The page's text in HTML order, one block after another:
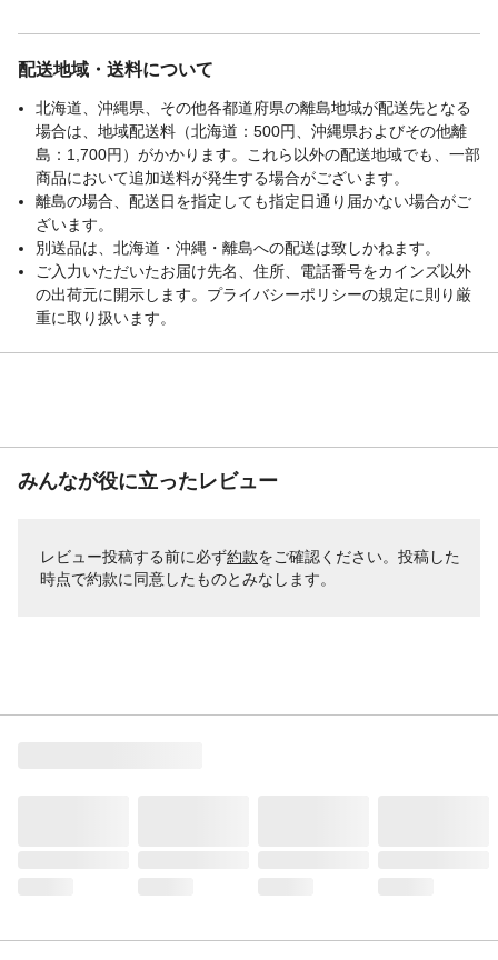
配送地域・送料について
北海道、沖縄県、その他各都道府県の離島地域が配送先となる
場合は、地域配送料（北海道：500円、沖縄県およびその他離
島：1,700円）がかかります。これら以外の配送地域でも、一部
商品において追加送料が発生する場合がございます。
離島の場合、配送日を指定しても指定日通り届かない場合がご
ざいます。
別送品は、北海道・沖縄・離島への配送は致しかねます。
ご入力いただいたお届け先名、住所、電話番号をカインズ以外
の出荷元に開示します。プライバシーポリシーの規定に則り厳
重に取り扱います。
みんなが役に立ったレビュー
レビュー投稿する前に必ず約款をご確認ください。投稿した
時点で約款に同意したものとみなします。